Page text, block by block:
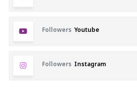
Followers Youtube
Followers Instagram